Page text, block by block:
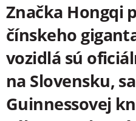
Značka Hongqi
čínskeho
vozidlá sú
na Slovensku,
Guinnessovej